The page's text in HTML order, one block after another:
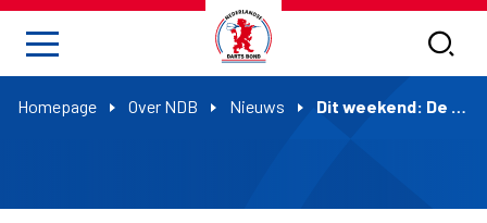
Homepage Over NDB Nieuws Dit weekend: De landelijke divisiekampioenschappen